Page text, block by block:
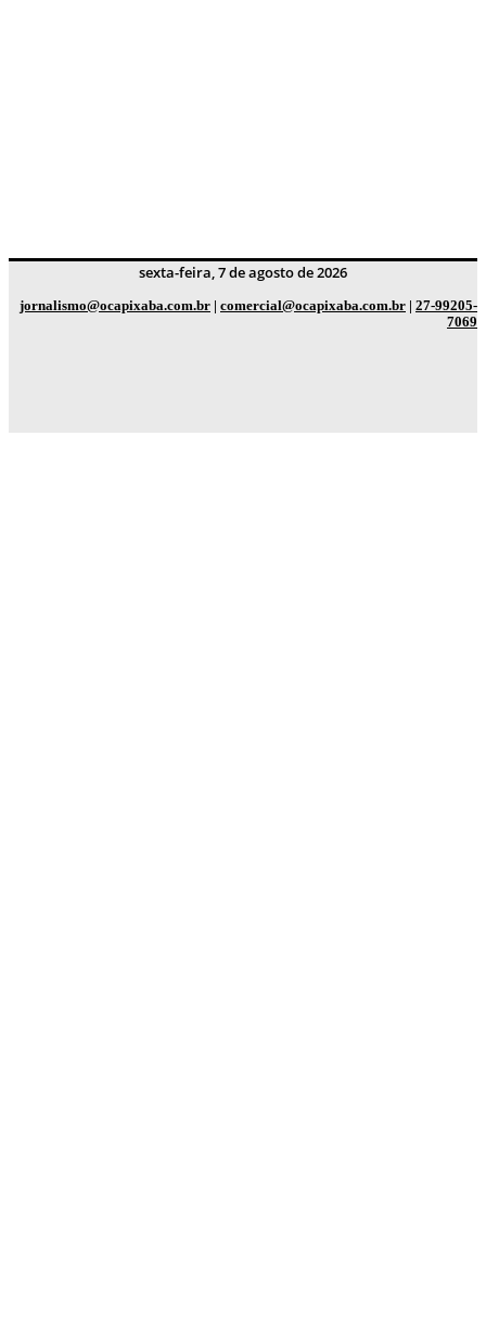
sexta-feira, 7 de agosto de 2026
jornalismo@ocapixaba.com.br | comercial@ocapixaba.com.br | 27-99205-
7069